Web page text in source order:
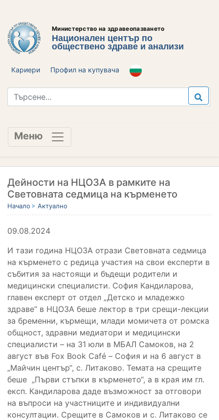
Министерство на здравеопазването
Национален център по
обществено здраве и анализи
Кариери Профил на купувача
Меню
Дейности на НЦОЗА в рамките на
Световната седмица на кърменето
Начало Актуално
09.08.2024
И тази година НЦОЗА отрази Световната седмица
на кърменето с редица участия на свои експерти в
събития за настоящи и бъдещи родители и
медицински специалисти. София Кандиларова,
главен експерт от отдел „Детско и младежко
здраве“ в НЦОЗА беше лектор в три срещи-лекции
за бременни, кърмещи, млади момичета от ромска
общност, здравни медиатори и медицински
специалисти – на 31 юли в МБАЛ Самоков, на 2
август във Fox Book Café – София и на 6 август в
„Майчин център“, с. Литаково. Темата на срещите
беше „Първи стъпки в кърменето“, а в края им гл.
експ. Кандиларова даде възможност за отговори
на въпроси на участниците и индивидуални
консултации. Срещите в Самоков и с. Литаково се